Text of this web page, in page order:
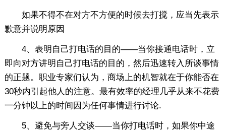
如果不得不在对方不方便的时候去打搅，应当先表示
歉意并说明原因
4、表明自己打电话的目的——当你接通电话时，立
即向对方讲明自己打电话的目的，然后迅速转入所谈事情
的正题。职业专家们认为，商场上的机智就在于你能否在
30秒内引起他人的注意。最有效率的经理几乎从来不花费
一分钟以上的时间因为任何事情进行讨论.
5、避免与旁人交谈——当你打电话时，如果你中途